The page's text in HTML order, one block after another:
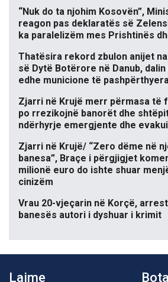
“Nuk do ta njohim Kosovën”,
reagon pas deklaratës së
ka paralelizëm mes Prishtinës
Thatësira rekord zbulon anijet
së Dytë Botërore në Danub,
edhe municione të
Zjarri në Krujë merr përmasa të
po rrezikojnë banorët dhe
ndërhyrje emergjente dhe
Zjarri në Krujë/ “Zero dëme në
banesa”, Braçe i përgjigjet
milionë euro do ishte shuar
cinizëm
Vrau 20-vjeçarin në Korçë,
banesës autori i dyshuar i krimit
Lajme Bota